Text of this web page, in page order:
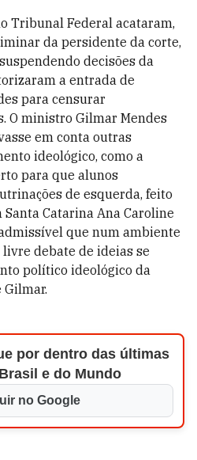
Tribunal Federal acataram,
da persidente da corte,
decisões da
a entrada de
para censurar
O ministro Gilmar Mendes
em conta outras
ideológico, como a
para que alunos
de esquerda, feito
Catarina Ana Caroline
que num ambiente
debate de ideias se
político ideológico da
Gilmar.
por dentro das últimas
e do Mundo
no Google